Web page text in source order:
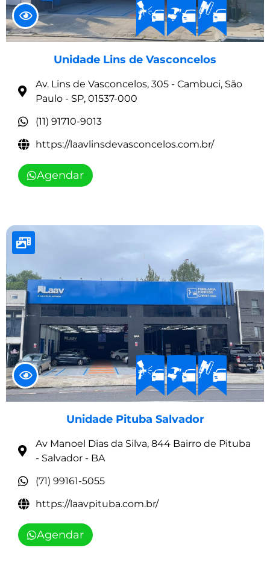
Unidade Lins de Vasconcelos
Av. Lins de Vasconcelos, 305 - Cambuci, São
Paulo - SP, 01537-000
(11) 91710-9013
https://laavlinsdevasconcelos.com.br/
Agendar
Unidade Pituba Salvador
Av Manoel Dias da Silva, 844 Bairro de Pituba
- Salvador - BA
(71) 99161-5055
https://laavpituba.com.br/
Agendar